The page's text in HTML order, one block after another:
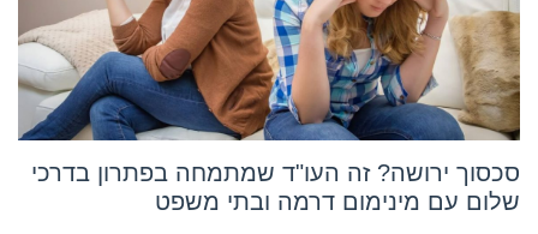
סכסוך ירושה? זה העו"ד שמתמחה בפתרון בדרכי
שלום עם מינימום דרמה ובתי משפט